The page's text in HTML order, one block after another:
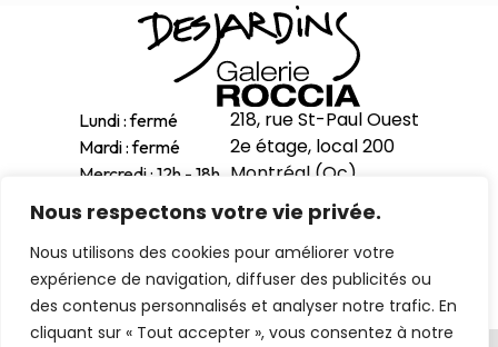
Nous respectons votre vie privée.
Nous utilisons des cookies pour améliorer votre
expérience de navigation, diffuser des publicités ou
des contenus personnalisés et analyser notre trafic. En
cliquant sur « Tout accepter », vous consentez à notre
Lundi : fermé
Mardi : fermé
Mercredi : 12h - 18h
Vendredi : 12h - 18h
Samedi : 11h - 17h
Dimanche : 12h - 16h
218, rue St-Paul Ouest
2e étage, local 200
Montréal (Qc)
H2Y 1Z9
514-998-1601
Politique de confidentialité